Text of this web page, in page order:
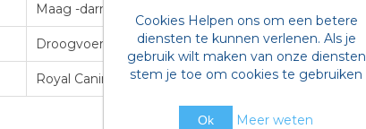
Maag -darmproblemen
Droogvoer
Royal Canin
Cookies Helpen ons om een betere
diensten te kunnen verlenen. Als je
gebruik wilt maken van onze diensten
stem je toe om cookies te gebruiken
Ok Meer weten